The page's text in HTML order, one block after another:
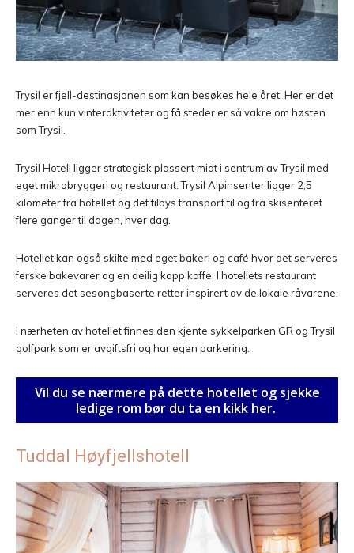
Trysil er fjell-destinasjonen som kan besøkes hele året. Her er det
mer enn kun vinteraktiviteter og få steder er så vakre om høsten
som Trysil.
Trysil Hotell ligger strategisk plassert midt i sentrum av Trysil med
eget mikrobryggeri og restaurant. Trysil Alpinsenter ligger 2,5
kilometer fra hotellet og det tilbys transport til og fra skisenteret
flere ganger til dagen, hver dag.
Hotellet kan også skilte med eget bakeri og café hvor det serveres
ferske bakevarer og en deilig kopp kaffe. I hotellets restaurant
serveres det sesongbaserte retter inspirert av de lokale råvarene.
I nærheten av hotellet finnes den kjente sykkelparken GR og Trysil
golfpark som er avgiftsfri og har egen parkering.
Vil du se nærmere på dette hotellet og sjekke
ledige rom bør du ta en kikk her.
Tuddal Høyfjellshotell